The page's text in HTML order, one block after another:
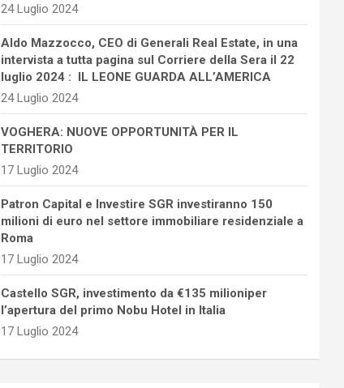
24 Luglio 2024
Aldo Mazzocco, CEO di Generali Real Estate, in una
intervista a tutta pagina sul Corriere della Sera il 22
luglio 2024 : IL LEONE GUARDA ALL’AMERICA
24 Luglio 2024
VOGHERA: NUOVE OPPORTUNITÀ PER IL
TERRITORIO
17 Luglio 2024
Patron Capital e Investire SGR investiranno 150
milioni di euro nel settore immobiliare residenziale a
Roma
17 Luglio 2024
Castello SGR, investimento da €135 milioniper
l’apertura del primo Nobu Hotel in Italia
17 Luglio 2024